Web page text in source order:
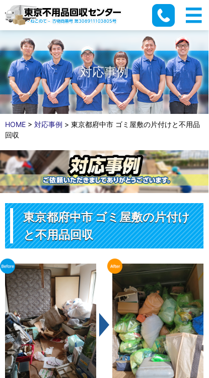
対応事例
HOME > 対応事例 > 東京都府中市 ゴミ屋敷の片付けと不用品
回収
東京都府中市 ゴミ屋敷の片付け
と不用品回収